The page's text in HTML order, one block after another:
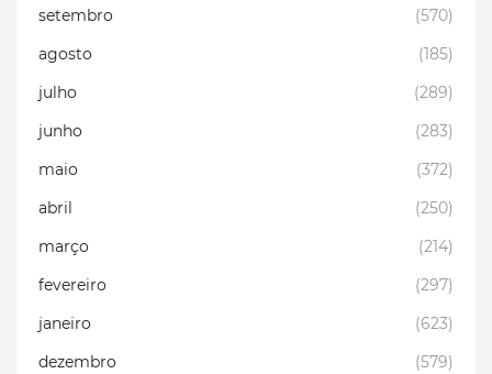
setembro
(570)
agosto
(185)
julho
(289)
junho
(283)
maio
(372)
abril
(250)
março
(214)
fevereiro
(297)
janeiro
(623)
dezembro
(579)